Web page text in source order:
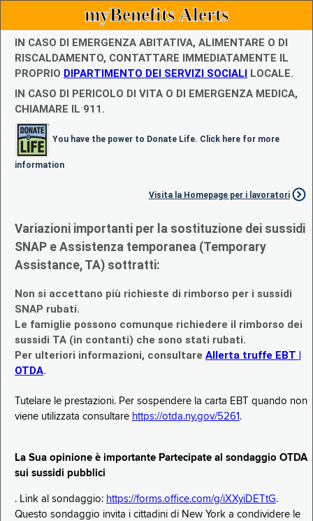
myBenefits Alerts
IN CASO DI EMERGENZA ABITATIVA, ALIMENTARE O DI
RISCALDAMENTO, CONTATTARE IMMEDIATAMENTE IL
PROPRIO DIPARTIMENTO DEI SERVIZI SOCIALI LOCALE.
IN CASO DI PERICOLO DI VITA O DI EMERGENZA MEDICA,
CHIAMARE IL 911.
You have the power to Donate Life. Click here for more
information
Visita la Homepage per i lavoratori
Variazioni importanti per la sostituzione dei sussidi
SNAP e Assistenza temporanea (Temporary
Assistance, TA) sottratti:
Non si accettano più richieste di rimborso per i sussidi
SNAP rubati.
Le famiglie possono comunque richiedere il rimborso dei
sussidi TA (in contanti) che sono stati rubati.
Per ulteriori informazioni, consultare Allerta truffe EBT |
OTDA.
Tutelare le prestazioni. Per sospendere la carta EBT quando non
viene utilizzata consultare https://otda.ny.gov/5261 .
La Sua opinione è importante Partecipate al sondaggio OTDA
sui sussidi pubblici
. Link al sondaggio: https://forms.office.com/g/iXXyiDETtG.
Questo sondaggio invita i cittadini di New York a condividere le